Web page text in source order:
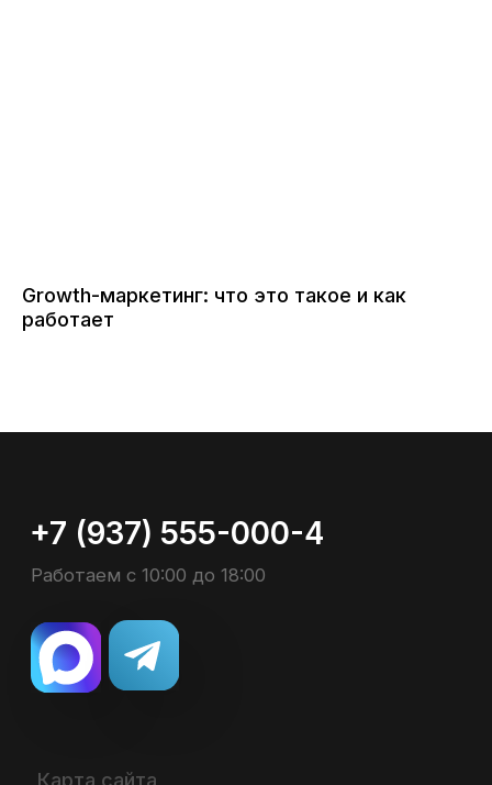
Growth-маркетинг: что это такое и как
работает